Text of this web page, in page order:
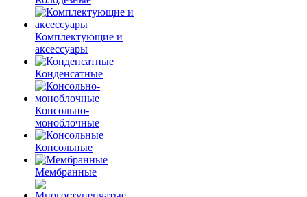
Комплектующие и
аксессуары
Конденсатные
Консольно-
моноблочные
Консольные
Мембранные